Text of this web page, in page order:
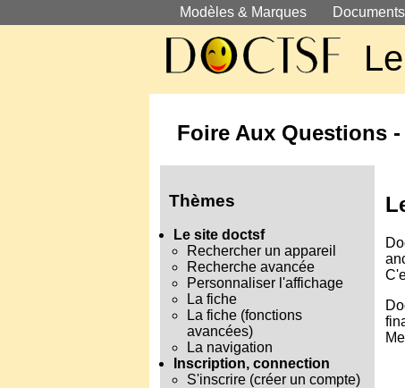
Modèles & Marques Documents
Foire Aux Questions -
Thèmes
Le site doctsf
Rechercher un appareil
Recherche avancée
Personnaliser l'affichage
La fiche
La fiche (fonctions
avancées)
La navigation
Inscription, connection
S'inscrire (créer un compte)